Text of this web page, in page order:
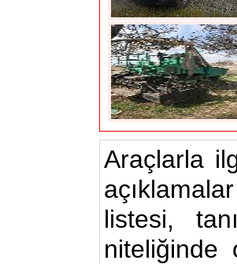
Araçlarla
listesi,
niteliğinde